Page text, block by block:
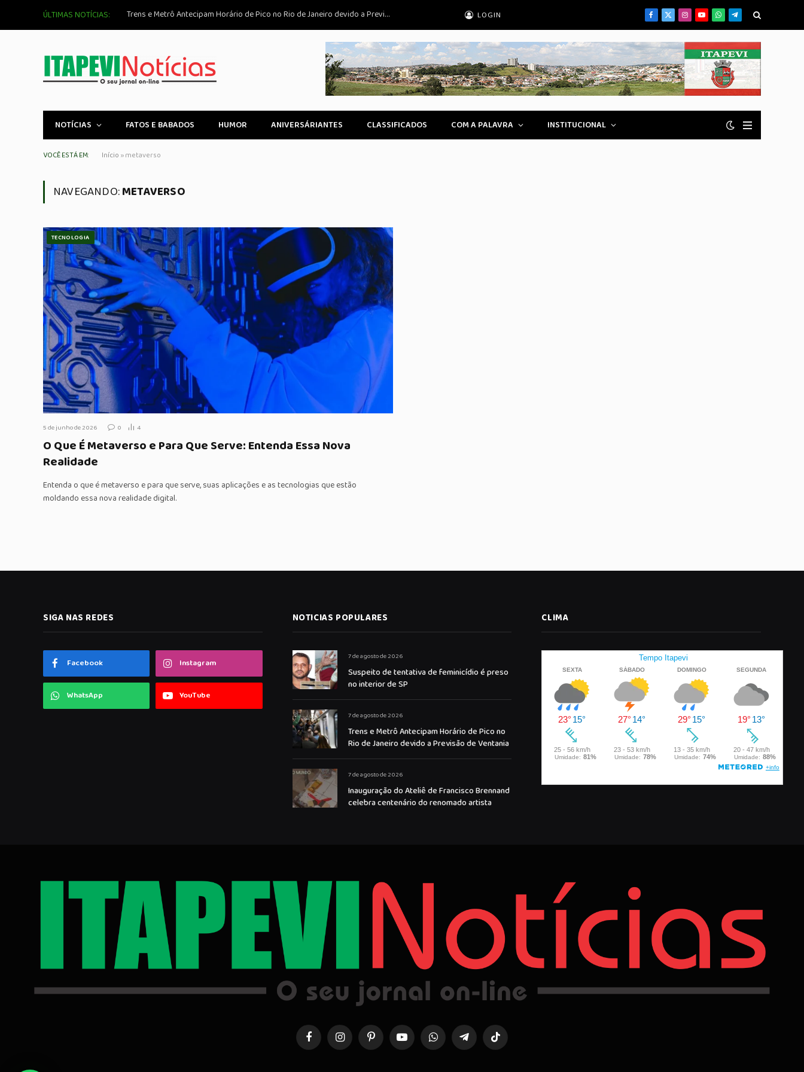
ÚLTIMAS NOTÍCIAS: Trens e Metrô Antecipam Horário de Pico no Rio de Janeiro devido a Previsão de Ventania LOGIN Facebook
X
(Twitter)
Instagram
YouTubeWhatsApp
Telegrama
NOTÍCIAS FATOS E BABADOS HUMOR ANIVERSÁRIANTES CLASSIFICADOS COM A PALAVRA INSTITUCIONAL
VOCÊ ESTÁ EM: Início »metaverso
NAVEGANDO:METAVERSO
TECNOLOGIA
5 de junho de 2026 0 4
O Que É Metaverso e Para Que Serve: Entenda Essa Nova
Realidade
Entenda o que é metaverso e para que serve, suas aplicações e as tecnologias que estão
moldando essa nova realidade digital.
SIGA NAS REDES
Facebook Instagram
WhatsApp YouTube
NOTICIAS POPULARES
7 de agosto de 2026
Suspeito de tentativa de feminicídio é preso
no interior de SP
7 de agosto de 2026
Trens e Metrô Antecipam Horário de Pico no
Rio de Janeiro devido a Previsão de Ventania
7 de agosto de 2026
Inauguração do Ateliê de Francisco Brennand
celebra centenário do renomado artista
CLIMA
FacebookInstagramPinterestYouTubeWhatsAppTelegramaTikTok